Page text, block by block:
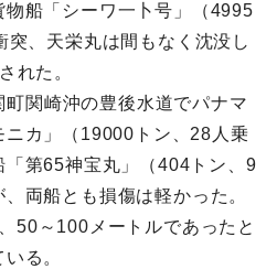
物船「シーワ一卜号」（4995
突、天栄丸は間もなく沈没し
れた。
関崎沖の豊後水道でパナマ
カ」（19000トン、28人乗
第65神宝丸」（404トン、9
両船とも損傷は軽かった。
50～100メートルであったと
る。